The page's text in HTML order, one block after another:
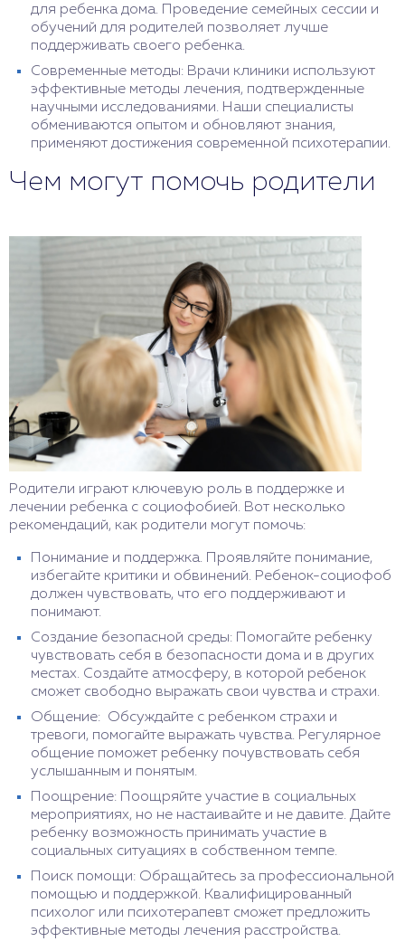
для ребенка дома. Проведение семейных сессии и
обучений для родителей позволяет лучше
поддерживать своего ребенка.
Современные методы: Врачи клиники используют
эффективные методы лечения, подтвержденные
научными исследованиями. Наши специалисты
обмениваются опытом и обновляют знания,
применяют достижения современной психотерапии.
Чем могут помочь родители
Родители играют ключевую роль в поддержке и
лечении ребенка с социофобией. Вот несколько
рекомендаций, как родители могут помочь:
Понимание и поддержка. Проявляйте понимание,
избегайте критики и обвинений. Ребенок-социофоб
должен чувствовать, что его поддерживают и
понимают.
Создание безопасной среды: Помогайте ребенку
чувствовать себя в безопасности дома и в других
местах. Создайте атмосферу, в которой ребенок
сможет свободно выражать свои чувства и страхи.
Общение: Обсуждайте с ребенком страхи и
тревоги, помогайте выражать чувства. Регулярное
общение поможет ребенку почувствовать себя
услышанным и понятым.
Поощрение: Поощряйте участие в социальных
мероприятиях, но не настаивайте и не давите. Дайте
ребенку возможность принимать участие в
социальных ситуациях в собственном темпе.
Поиск помощи: Обращайтесь за профессиональной
помощью и поддержкой. Квалифицированный
психолог или психотерапевт сможет предложить
эффективные методы лечения расстройства.